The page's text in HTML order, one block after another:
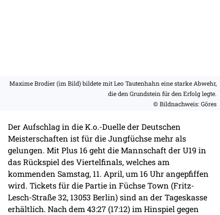
Maxime Brodier (im Bild) bildete mit Leo Tautenhahn eine starke Abwehr,
die den Grundstein für den Erfolg legte.
© Bildnachweis: Göres
Der Aufschlag in die K.o.-Duelle der Deutschen
Meisterschaften ist für die Jungfüchse mehr als
gelungen. Mit Plus 16 geht die Mannschaft der U19 in
das Rückspiel des Viertelfinals, welches am
kommenden Samstag, 11. April, um 16 Uhr angepfiffen
wird. Tickets für die Partie in Füchse Town (Fritz-
Lesch-Straße 32, 13053 Berlin) sind an der Tageskasse
erhältlich. Nach dem 43:27 (17:12) im Hinspiel gegen